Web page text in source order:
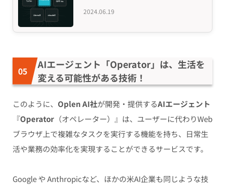
2024.06.19
AIエージェント「Operator」は、生活を
変える可能性がある技術！
このように、 Oplen AI社が開発・提供するAIエージェント
『Operator（オペレーター）』は、ユーザーに代わりWeb
ブラウザ上で複雑なタスクを実行する機能を持ち、日常生
活や業務の効率化を実現することができるサービスです。
Google や Anthropicなど、ほかの米AI企業も同じような技